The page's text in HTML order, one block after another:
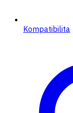
Kompatibilita